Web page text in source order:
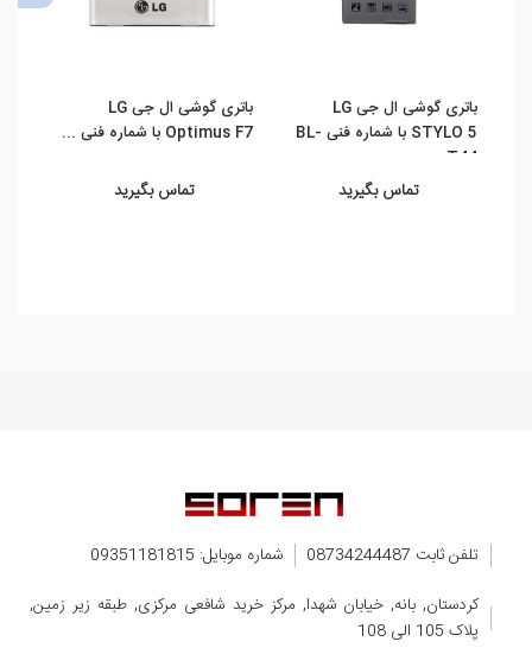
باتری گوشی ال جی LG
STYLO 5 با شماره فنی BL-
T44
تماس بگیرید
باتری گوشی ال جی LG
Optimus F7 با شماره فنی ...
تماس بگیرید
تلفن ثابت 08734244487
شماره موبایل: 09351181815
کردستان, بانه, خیابان شهدا, مرکز خرید شافعی مرکزی, طبقه زیر زمین,
پلاک 105 الی 108